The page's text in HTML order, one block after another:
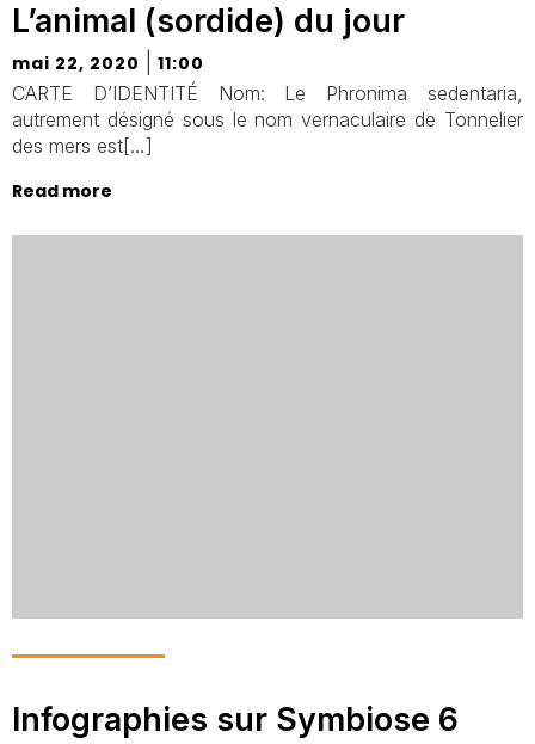
L’animal (sordide) du jour
mai 22, 2020
11:00
CARTE D’IDENTITÉ Nom: Le Phronima sedentaria,
autrement désigné sous le nom vernaculaire de Tonnelier
des mers est[…]
Read more
Infographies sur Symbiose 6